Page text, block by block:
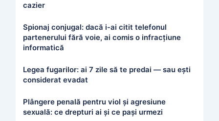
cazier
Spionaj conjugal: dacă i-ai citit telefonul
partenerului fără voie, ai comis o infracțiune
informatică
Legea fugarilor: ai 7 zile să te predai — sau ești
considerat evadat
Plângere penală pentru viol și agresiune
sexuală: ce drepturi ai și ce pași urmezi